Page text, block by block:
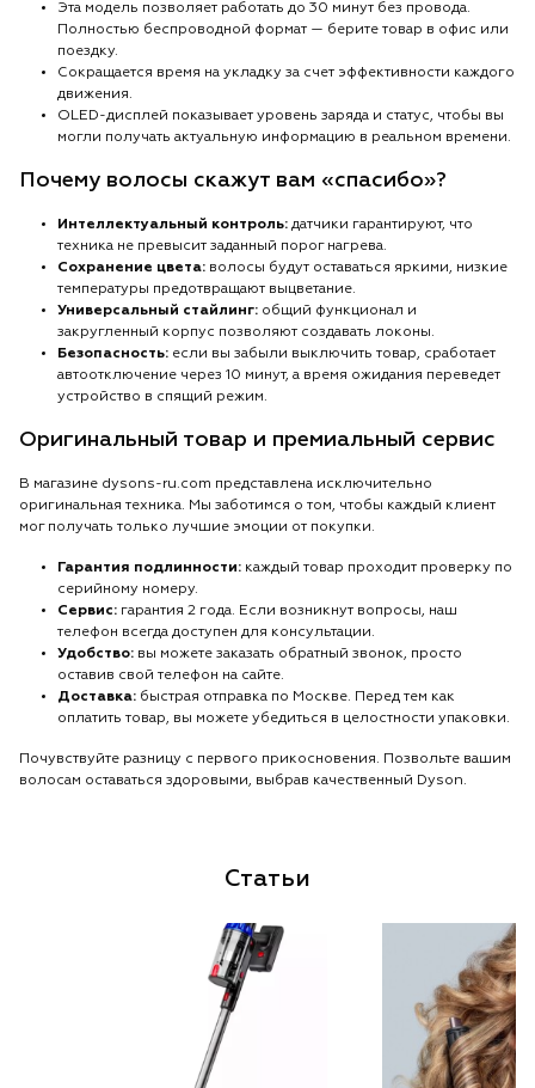
Эта модель позволяет работать до 30 минут без провода.
Полностью беспроводной формат — берите товар в офис или
поездку.
Сокращается время на укладку за счет эффективности каждого
движения.
OLED-дисплей показывает уровень заряда и статус, чтобы вы
могли получать актуальную информацию в реальном времени.
Почему волосы скажут вам «спасибо»?
Интеллектуальный контроль: датчики гарантируют, что
техника не превысит заданный порог нагрева.
Сохранение цвета: волосы будут оставаться яркими, низкие
температуры предотвращают выцветание.
Универсальный стайлинг: общий функционал и
закругленный корпус позволяют создавать локоны.
Безопасность: если вы забыли выключить товар, сработает
автоотключение через 10 минут, а время ожидания переведет
устройство в спящий режим.
Оригинальный товар и премиальный сервис
В магазине dysons-ru.com представлена исключительно
оригинальная техника. Мы заботимся о том, чтобы каждый клиент
мог получать только лучшие эмоции от покупки.
Гарантия подлинности: каждый товар проходит проверку по
серийному номеру.
Сервис: гарантия 2 года. Если возникнут вопросы, наш
телефон всегда доступен для консультации.
Удобство: вы можете заказать обратный звонок, просто
оставив свой телефон на сайте.
Доставка: быстрая отправка по Москве. Перед тем как
оплатить товар, вы можете убедиться в целостности упаковки.
Почувствуйте разницу с первого прикосновения. Позвольте вашим
волосам оставаться здоровыми, выбрав качественный Dyson.
Статьи